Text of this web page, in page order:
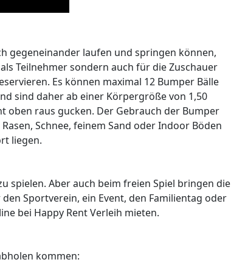
gegeneinander laufen und springen können,
Teilnehmer sondern auch für die Zuschauer
Es können maximal 12 Bumper Bälle
sind daher ab einer Körpergröße von 1,50
oben raus gucken. Der Gebrauch der Bumper
Schnee, feinem Sand oder Indoor Böden
liegen.
spielen. Aber auch beim freien Spiel bringen die
Sportverein, ein Event, den Familientag oder
bei Happy Rent Verleih mieten.
kommen: